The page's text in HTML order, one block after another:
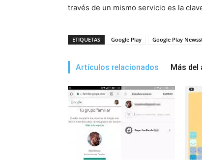
través de un mismo servicio es la
ETIQUETAS Google Play Google Play
Artículos relacionados Más del